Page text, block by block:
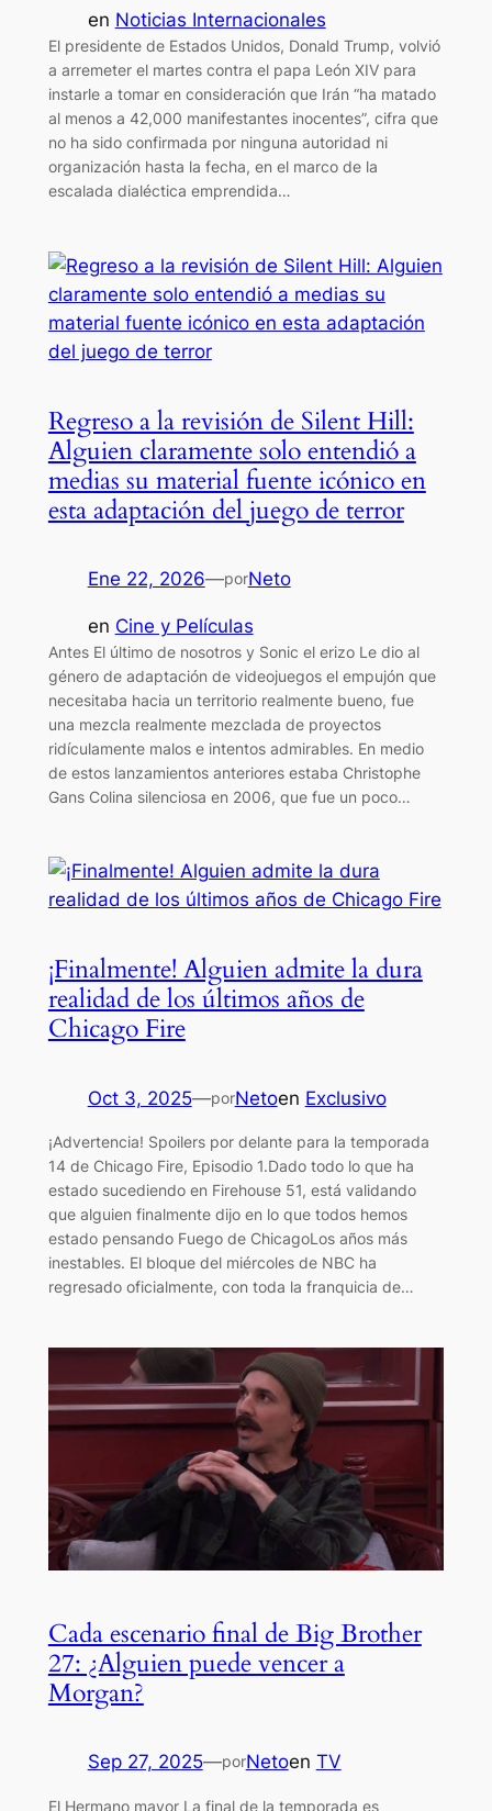
en Noticias Internacionales
El presidente de Estados Unidos, Donald Trump, volvió
a arremeter el martes contra el papa León XIV para
instarle a tomar en consideración que Irán “ha matado
al menos a 42,000 manifestantes inocentes”, cifra que
no ha sido confirmada por ninguna autoridad ni
organización hasta la fecha, en el marco de la
escalada dialéctica emprendida…
Regreso a la revisión de Silent Hill:
Alguien claramente solo entendió a
medias su material fuente icónico en
esta adaptación del juego de terror
Ene 22, 2026—porNeto
en Cine y Películas
Antes El último de nosotros y Sonic el erizo Le dio al
género de adaptación de videojuegos el empujón que
necesitaba hacia un territorio realmente bueno, fue
una mezcla realmente mezclada de proyectos
ridículamente malos e intentos admirables. En medio
de estos lanzamientos anteriores estaba Christophe
Gans Colina silenciosa en 2006, que fue un poco…
¡Finalmente! Alguien admite la dura
realidad de los últimos años de
Chicago Fire
Oct 3, 2025—porNetoen Exclusivo
¡Advertencia! Spoilers por delante para la temporada
14 de Chicago Fire, Episodio 1.Dado todo lo que ha
estado sucediendo en Firehouse 51, está validando
que alguien finalmente dijo en lo que todos hemos
estado pensando Fuego de ChicagoLos años más
inestables. El bloque del miércoles de NBC ha
regresado oficialmente, con toda la franquicia de…
Cada escenario final de Big Brother
27: ¿Alguien puede vencer a
Morgan?
Sep 27, 2025—porNetoen TV
El Hermano mayor La final de la temporada es